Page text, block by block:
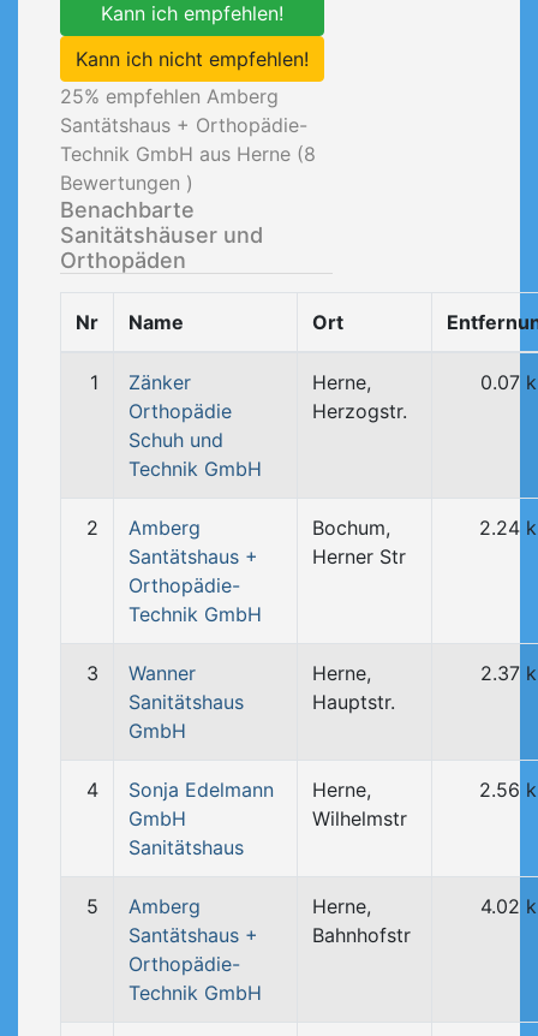
Kann ich empfehlen!
Kann ich nicht empfehlen!
25% empfehlen Amberg
Santätshaus + Orthopädie-
Technik GmbH aus Herne (8
Bewertungen )
Benachbarte
Sanitätshäuser und
Orthopäden
Nr Name Ort
1
Zänker
Orthopädie
Schuh und
Technik GmbH
Herne,
Herzogstr.
0.07
2
Amberg
Santätshaus +
Orthopädie-
Technik GmbH
Bochum,
Herner Str
2.24
3
Wanner
Sanitätshaus
GmbH
Herne,
Hauptstr.
2.37
4
Sonja Edelmann
GmbH
Sanitätshaus
Herne,
Wilhelmstr
2.56
5
Amberg
Santätshaus +
Orthopädie-
Technik GmbH
Herne,
Bahnhofstr
4.02